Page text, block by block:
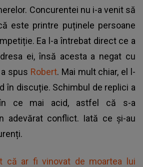
Concurentei nu i-a venit să
este printre puținele persoane
Ea l-a întrebat direct ce a
ei, însă acesta a negat cu
spus Robert. Mai mult chiar, el l-
în discuție. Schimbul de replici a
ce mai acid, astfel că s-a
adevărat conflict. Iată ce și-au
că ar fi vinovat de moartea lui